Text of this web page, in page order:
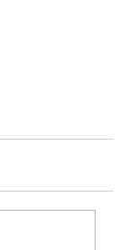
Det blir